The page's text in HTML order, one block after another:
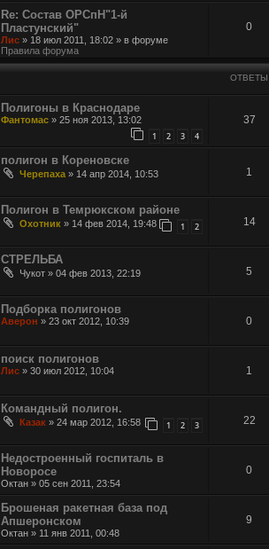
Re: Состав ОРСпН"1-й
Пластунский"
Лис » 18 июл 2011, 18:02 » в форуме
Правила форума
0
ОТВЕТЫ
Полигоны в Краснодаре
Фантомас » 25 ноя 2013, 13:02
1 2 3 4
37
полигон в Кореновске
Черепаха » 14 апр 2014, 10:53 1
Полигон в Темрюкском районе
Охотник » 14 фев 2014, 19:48 1 2 14
СТРЕЛЬБА
Чукот » 04 фев 2013, 22:19 5
Подборка полигонов
Аверон » 23 окт 2012, 10:39 0
поиск полигонов
Лис » 30 июл 2012, 10:04 1
Командный полигон.
Казак » 24 мар 2012, 16:58 1 2 3 22
Недостроенный госпиталь в
Новоросе
Октан » 05 сен 2011, 23:54
0
Брошеная ракетная база под
Апшеронском
Октан » 11 янв 2011, 00:48
9